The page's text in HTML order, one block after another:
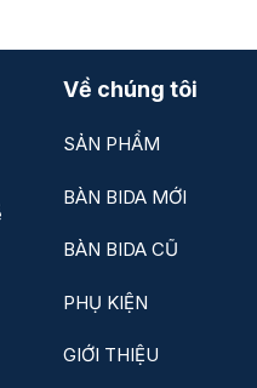
Về chúng tôi
SẢN PHẨM
BÀN BIDA MỚI
BÀN BIDA CŨ
PHỤ KIỆN
GIỚI THIỆU